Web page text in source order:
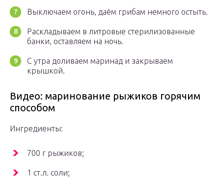
Выключаем огонь, даём грибам немного остыть.
Раскладываем в литровые стерилизованные
банки, оставляем на ночь.
С утра доливаем маринад и закрываем
крышкой.
Видео: маринование рыжиков горячим
способом
Ингредиенты:
700 г рыжиков;
1 ст.л. соли;